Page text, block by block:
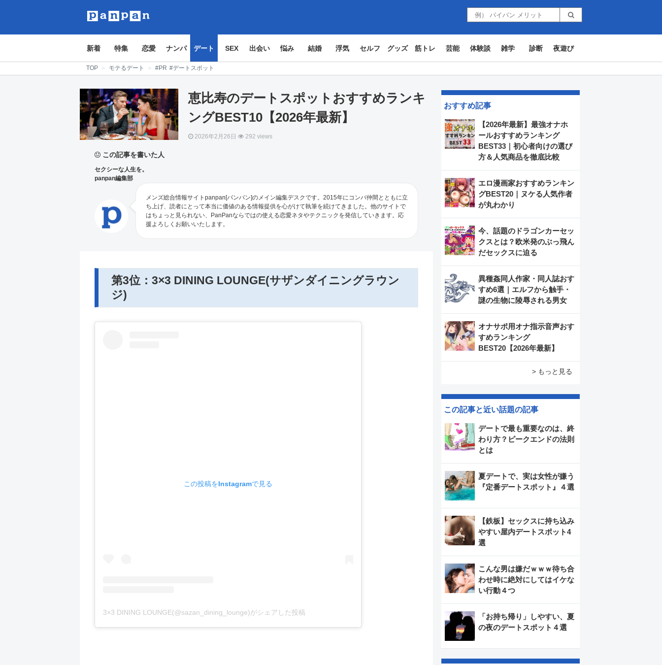
新着 特集 恋愛 ナンパ デート SEX 出会い 悩み 結婚 浮気 セルフ グッズ 筋トレ 芸能 体験談 雑学 診断 夜遊び
TOP ＞ モテるデート ＞ #PR #デートスポット
恵比寿のデートスポットおすすめランキ
ングBEST10【2026年最新】
2026年2月26日 292 views
この記事を書いた人
セクシーな人生を。
panpan編集部
メンズ総合情報サイトpanpan[パンパン]のメイン編集デスクです。2015年にコンパ仲間とともに立
ち上げ、読者にとって本当に価値のある情報提供を心がけて執筆を続けてきました。他のサイトで
はちょっと見られない、PanPanならではの使える恋愛ネタやテクニックを発信していきます。応
援よろしくお願いいたします。
第3位：3×3 DINING LOUNGE(サザンダイニングラウン
ジ)
この投稿をInstagramで見る
3×3 DINING LOUNGE(@sazan_dining_lounge)がシェアした投稿
おすすめ記事
【2026年最新】最強オナホ
ールおすすめランキング
BEST33｜初心者向けの選び
方＆人気商品を徹底比較
エロ漫画家おすすめランキン
グBEST20｜ヌケる人気作者
が丸わかり
今、話題のドラゴンカーセッ
クスとは？欧米発のぶっ飛ん
だセックスに迫る
異種姦同人作家・同人誌おす
すめ6選｜エルフから触手・
謎の生物に陵辱される男女
オナサポ用オナ指示音声おす
すめランキング
BEST20【2026年最新】
> もっと見る
この記事と近い話題の記事
デートで最も重要なのは、終
わり方？ピークエンドの法則
とは
夏デートで、実は女性が嫌う
『定番デートスポット』４選
【鉄板】セックスに持ち込み
やすい屋内デートスポット4
選
こんな男は嫌だｗｗｗ待ち合
わせ時に絶対にしてはイケな
い行動４つ
「お持ち帰り」しやすい、夏
の夜のデートスポット４選